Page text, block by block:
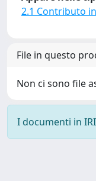
2.1 Contributo
File in questo
Non ci sono file
I documenti in